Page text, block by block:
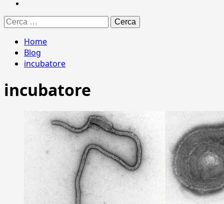
Ricerca
per:
Home
Blog
incubatore
incubatore